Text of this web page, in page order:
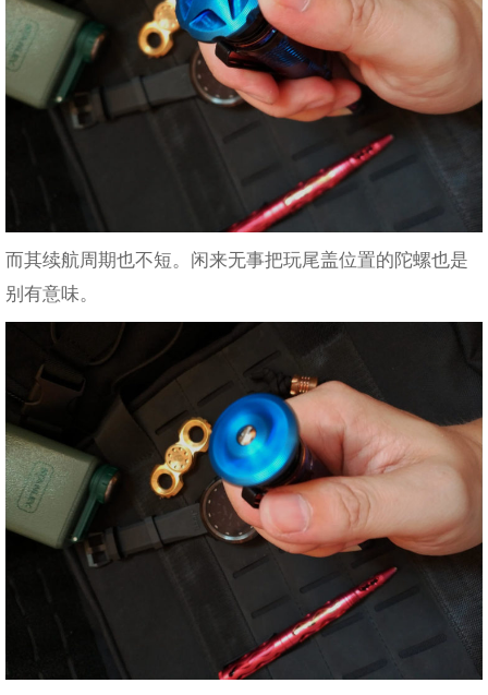
而其续航周期也不短。闲来无事把玩尾盖位置的陀螺也是
别有意味。